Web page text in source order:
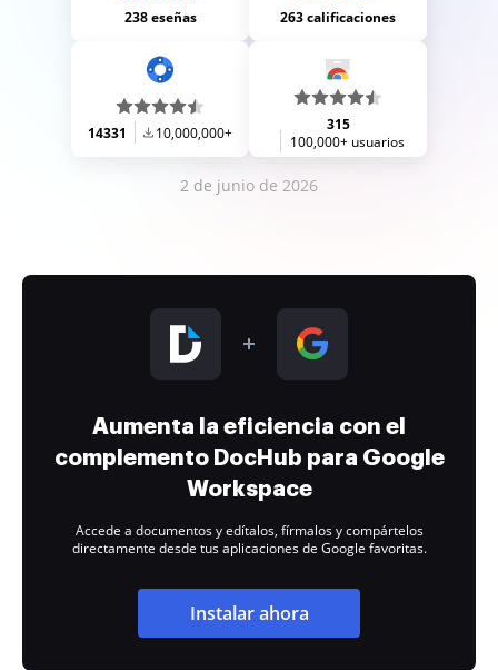
238 eseñas 263 calificaciones
14331 10,000,000+
315
100,000+ usuarios
2 de junio de 2026
Aumenta la eficiencia con el
complemento DocHub para Google
Workspace
Accede a documentos y edítalos, fírmalos y compártelos
directamente desde tus aplicaciones de Google favoritas.
Instalar ahora